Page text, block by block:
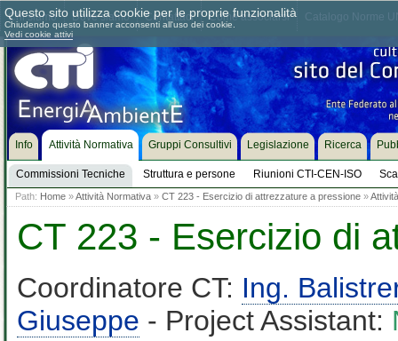
Chi siamo Dove siamo Contattaci Come associarsi
Info Attività Normativa
Commissioni Tecniche Struttura e persone Riunioni CTI-CEN-ISO
Gruppi Consultivi Legislazione Ricerca
Path: Home »Attività Normativa » CT 223 - Esercizio di attrezzature a pressione »
CT 223 - Esercizio di
Coordinatore CT: Ing.
Giuseppe - Project Assistant:
Questo sito utilizza cookie per le proprie funzionalità
Chiudendo questo banner acconsenti all'uso dei cookie.
Vedi cookie attivi